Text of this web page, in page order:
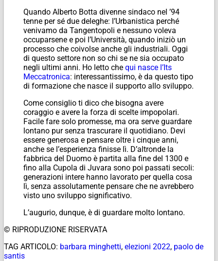
Quando Alberto Botta divenne sindaco nel ’94
tenne per sé due deleghe: l’Urbanistica perché
venivamo da Tangentopoli e nessuno voleva
occuparsene e poi l’Università, quando iniziò un
processo che coivolse anche gli industriali. Oggi
di questo settore non so chi se ne sia occupato
negli ultimi anni. Ho letto che qui nasce l’Its
Meccatronica: interessantissimo, è da questo tipo
di formazione che nasce il supporto allo sviluppo.
Come consiglio ti dico che bisogna avere
coraggio e avere la forza di scelte impopolari.
Facile fare solo promesse, ma ora serve guardare
lontano pur senza trascurare il quotidiano. Devi
essere generosa e pensare oltre i cinque anni,
anche se l’esperienza finisse lì. D’altronde la
fabbrica del Duomo è partita alla fine del 1300 e
fino alla Cupola di Juvara sono poi passati secoli:
generazioni intere hanno lavorato per quella cosa
lì, senza assolutamente pensare che ne avrebbero
visto uno sviluppo significativo.
L’augurio, dunque, è di guardare molto lontano.
© RIPRODUZIONE RISERVATA
TAG ARTICOLO: barbara minghetti, elezioni 2022, paolo de
santis